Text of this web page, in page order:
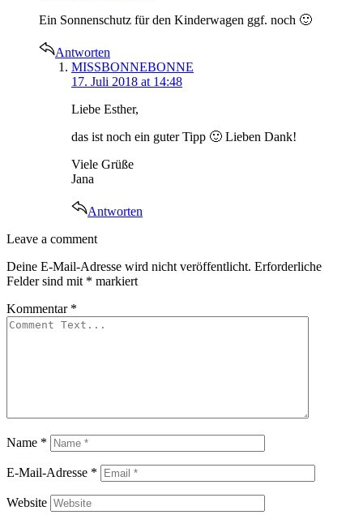
Ein Sonnenschutz für den Kinderwagen ggf. noch 🙂
Antworten
says:
MISSBONNEBONNE
17. Juli 2018 at 14:48
Liebe Esther,
das ist noch ein guter Tipp 🙂 Lieben Dank!
Viele Grüße
Jana
Antworten
Leave
comment
Leave a comment
Deine E-Mail-Adresse wird nicht veröffentlicht. Erforderliche
Felder sind mit * markiert
Kommentar *
Name *
E-Mail-Adresse *
Website